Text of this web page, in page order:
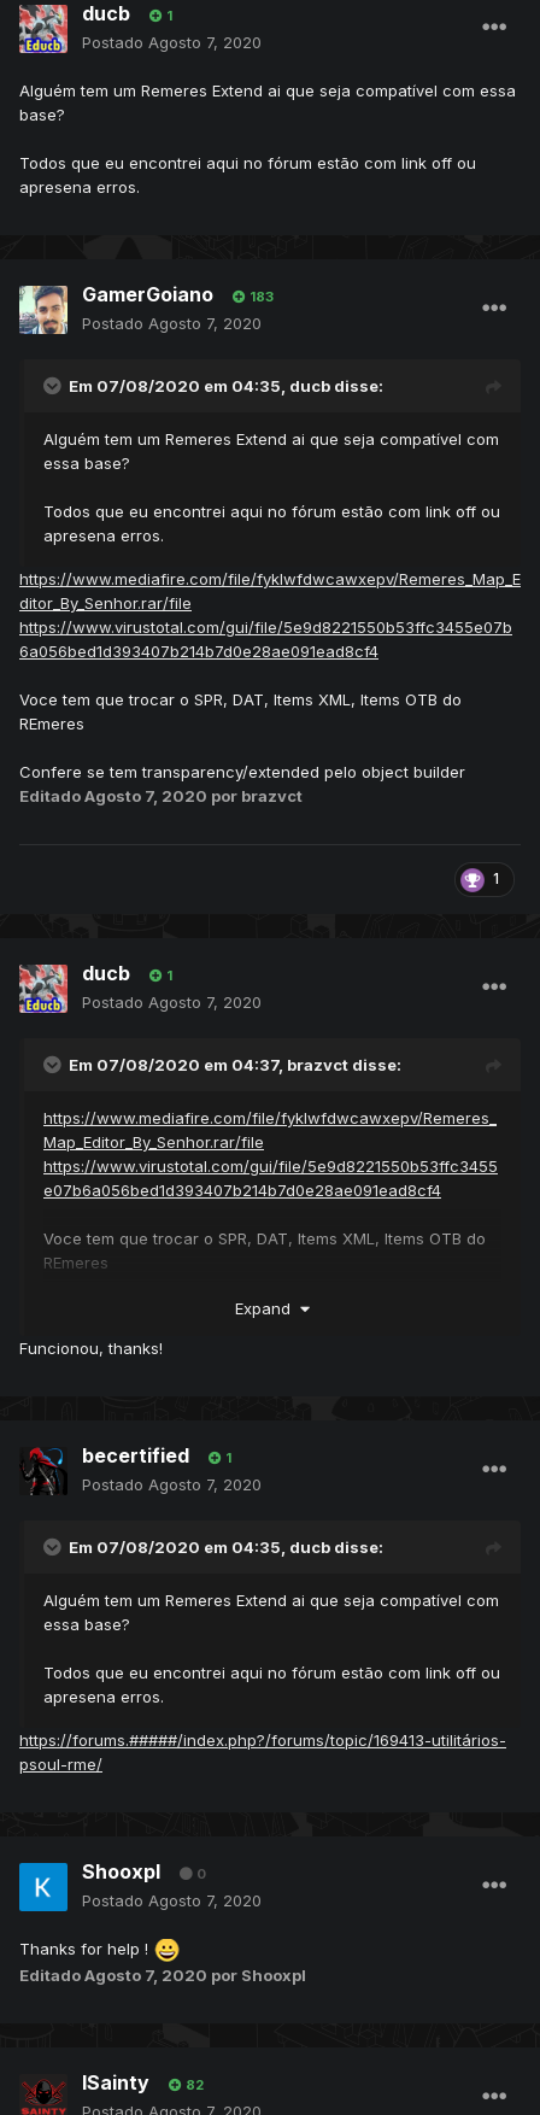
Não precisa fazer pelo xamp baixa msql direto e criar a
ducb 1
Postado Agosto 7, 2020
Alguém tem um Remeres Extend ai que seja compatível com essa
base?
Todos que eu encontrei aqui no fórum estão com link off ou
apresena erros.
GamerGoiano 183
Postado Agosto 7, 2020
Em 07/08/2020 em 04:35, ducb disse:
Alguém tem um Remeres Extend ai que seja compatível com
essa base?
Todos que eu encontrei aqui no fórum estão com link off ou
apresena erros.
https://www.mediafire.com/file/fyklwfdwcawxepv/Remeres_Map_E
ditor_By_Senhor.rar/file
https://www.virustotal.com/gui/file/5e9d8221550b53ffc3455e07b
6a056bed1d393407b214b7d0e28ae091ead8cf4
Voce tem que trocar o SPR, DAT, Items XML, Items OTB do
REmeres
Confere se tem transparency/extended pelo object builder
EditadoAgosto 7, 2020 por brazvct
1
ducb 1
Postado Agosto 7, 2020
Em 07/08/2020 em 04:37, brazvct disse:
https://www.mediafire.com/file/fyklwfdwcawxepv/Remeres_
Map_Editor_By_Senhor.rar/file
https://www.virustotal.com/gui/file/5e9d8221550b53ffc3455
e07b6a056bed1d393407b214b7d0e28ae091ead8cf4
Voce tem que trocar o SPR, DAT, Items XML, Items OTB do
REmeres
Confere se tem transparency/extended pelo object builder
Expand
Funcionou, thanks!
becertified 1
Postado Agosto 7, 2020
Em 07/08/2020 em 04:35, ducb disse:
Alguém tem um Remeres Extend ai que seja compatível com
essa base?
Todos que eu encontrei aqui no fórum estão com link off ou
apresena erros.
https://forums.#####/index.php?/forums/topic/169413-utilitários-
psoul-rme/
Shooxpl 0
Postado Agosto 7, 2020
Thanks for help !
EditadoAgosto 7, 2020 por Shooxpl
lSainty 82